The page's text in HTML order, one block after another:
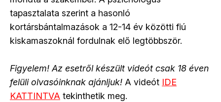
tapasztalata szerint a hasonló
kortársbántalmazások a 12-14 év közötti fiú
kiskamaszoknál fordulnak elő legtöbbször.
Figyelem! Az esetről készült videót csak 18 éven
felüli olvasóinknak ajánljuk! A videót IDE
KATTINTVA tekinthetik meg.